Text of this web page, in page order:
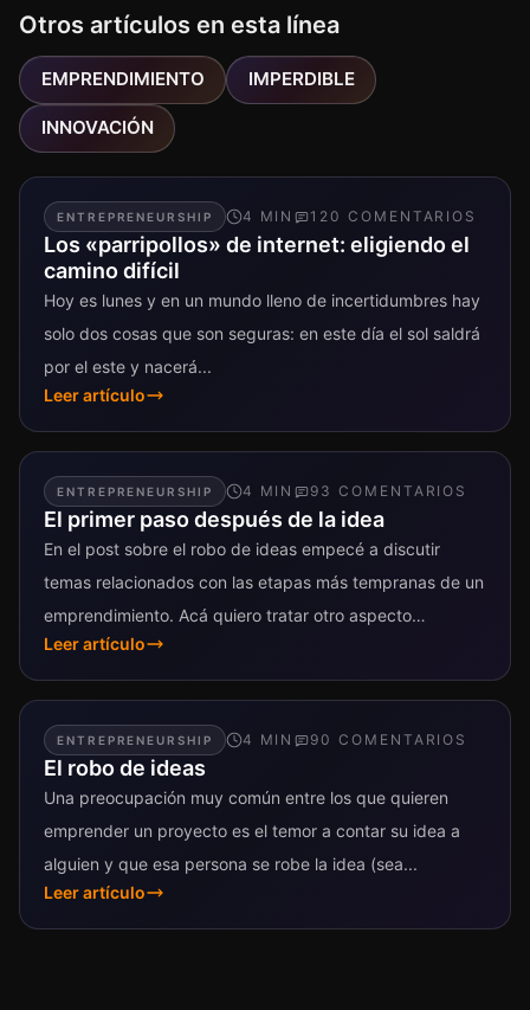
Otros artículos en esta línea
EMPRENDIMIENTO IMPERDIBLE
INNOVACIÓN
ENTREPRENEURSHIP 4 MIN 120 COMENTARIO S
Los «parripollos» de internet: eligiendo el
camino difícil
Hoy es lunes y en un mundo lleno de incertidumbres hay
solo dos cosas que son seguras: en este día el sol saldrá
por el este y nacerá...
Leer artículo
ENTREPRENEURSHIP 4 MIN 93 COMENTARIO S
El primer paso después de la idea
En el post sobre el robo de ideas empecé a discutir
temas relacionados con las etapas más tempranas de un
emprendimiento. Acá quiero tratar otro aspecto
relacionado a...
Leer artículo
ENTREPRENEURSHIP 4 MIN 90 COMENTARIO S
El robo de ideas
Una preocupación muy común entre los que quieren
emprender un proyecto es el temor a contar su idea a
alguien y que esa persona se robe la idea (sea...
Leer artículo